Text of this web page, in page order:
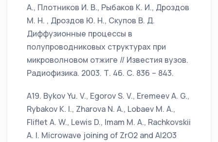
А., Плотников И. В., Рыбаков К. И., Дроздов
М. Н. , Дроздов Ю. Н., Скупов В. Д.
Диффузионные процессы в
полупроводниковых структурах при
микроволновом отжиге // Известия вузов.
Радиофизика. 2003. Т. 46. С. 836 – 843.
А19. Bykov Yu. V., Egorov S. V., Eremeev A. G.,
Rybakov K. I., Zharova N. A., Lobaev M. A.,
Fliflet A. W., Lewis D., Imam M. A., Rachkovskii
A. I. Microwave joining of ZrO2 and Al2O3